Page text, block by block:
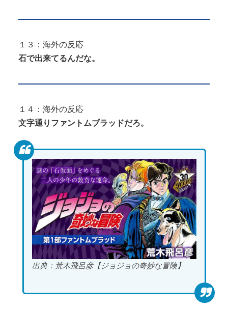
１３：海外の反応
石で出来てるんだな。
１４：海外の反応
文字通りファントムブラッドだろ。
出典：荒木飛呂彦【ジョジョの奇妙な冒険】